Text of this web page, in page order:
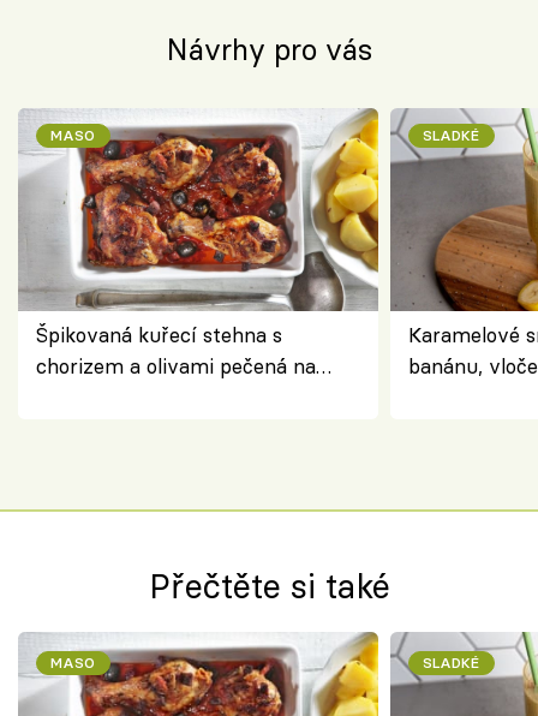
Návrhy pro vás
MASO
Špikovaná kuřecí stehna s
chorizem a olivami pečená na
SLADKÉ
Karamelové
banánu,
Přečtěte si také
MASO SLADKÉ